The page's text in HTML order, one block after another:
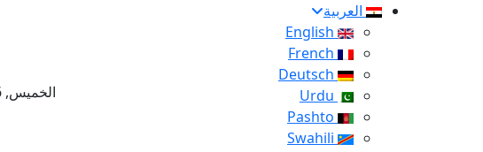
العربية
الخميس, 06 أغسطس 2026 – 23 صفر 1448 هـ